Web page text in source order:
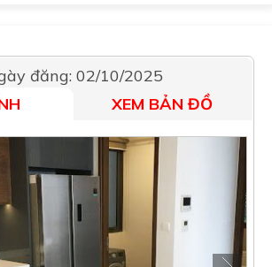
đăng: 02/10/2025
XEM BẢN ĐỒ